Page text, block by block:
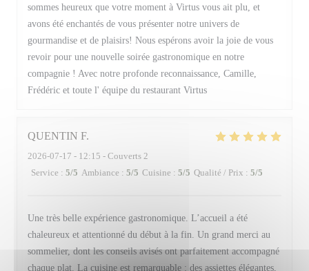
sommes heureux que votre moment à Virtus vous ait plu, et
avons été enchantés de vous présenter notre univers de
gourmandise et de plaisirs! Nous espérons avoir la joie de vous
revoir pour une nouvelle soirée gastronomique en notre
compagnie ! Avec notre profonde reconnaissance, Camille,
Frédéric et toute l' équipe du restaurant Virtus
QUENTIN F
2026-07-17 - 12:15 - Couverts 2
Service : 5/5 Ambiance : 5/5 Cuisine : 5/5 Qualité / Prix : 5/5
Une très belle expérience gastronomique. L’accueil a été
chaleureux et attentionné du début à la fin. Un grand merci au
sommelier, dont les conseils avisés ont parfaitement accompagné
chaque plat. La cuisine est remarquable : des assiettes élégantes,